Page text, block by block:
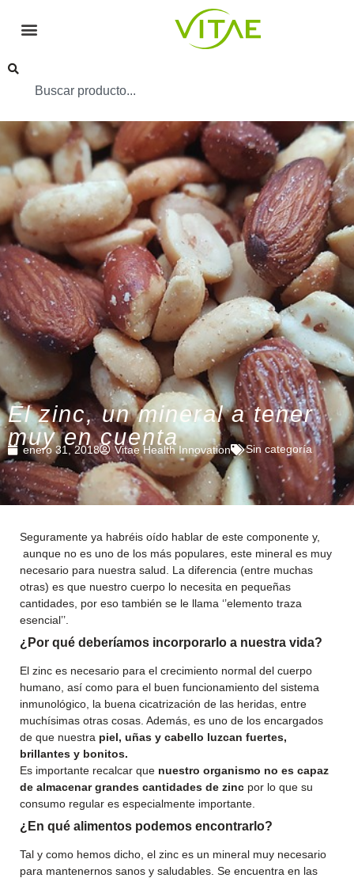
El zinc, un mineral a tener
muy en cuenta
enero 31, 2018 Vitae Health Innovation Sin categoría
Seguramente ya habréis oído hablar de este componente y,
aunque no es uno de los más populares, este mineral es muy
necesario para nuestra salud. La diferencia (entre muchas
otras) es que nuestro cuerpo lo necesita en pequeñas
cantidades, por eso también se le llama ‘’elemento traza
esencial’’.
¿Por qué deberíamos incorporarlo a nuestra vida?
El zinc es necesario para el crecimiento normal del cuerpo
humano, así como para el buen funcionamiento del sistema
inmunológico, la buena cicatrización de las heridas, entre
muchísimas otras cosas. Además, es uno de los encargados
de que nuestra piel, uñas y cabello luzcan fuertes,
brillantes y bonitos.
Es importante recalcar que nuestro organismo no es capaz
de almacenar grandes cantidades de zinc por lo que su
consumo regular es especialmente importante.
¿En qué alimentos podemos encontrarlo?
Tal y como hemos dicho, el zinc es un mineral muy necesario
para mantenernos sanos y saludables. Se encuentra en las